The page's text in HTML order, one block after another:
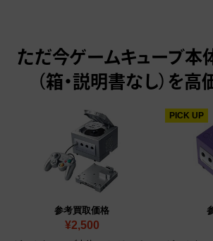
ただ今ゲームキューブ本
（箱・説明書なし）を高
参考買取価格
¥2,500
PICK UP